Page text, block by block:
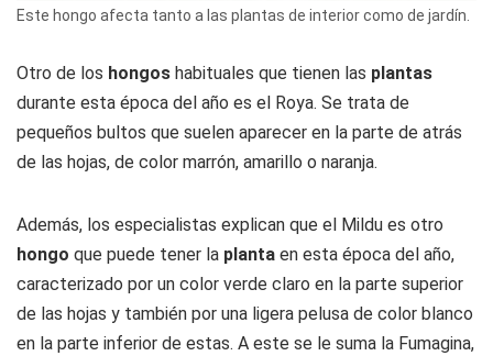
Este hongo afecta tanto a las plantas de interior como de jardín.
Otro de los hongos habituales que tienen las plantas
durante esta época del año es el Roya. Se trata de
pequeños bultos que suelen aparecer en la parte de atrás
de las hojas, de color marrón, amarillo o naranja.
Además, los especialistas explican que el Mildu es otro
hongo que puede tener la planta en esta época del año,
caracterizado por un color verde claro en la parte superior
de las hojas y también por una ligera pelusa de color blanco
en la parte inferior de estas. A este se le suma la Fumagina,